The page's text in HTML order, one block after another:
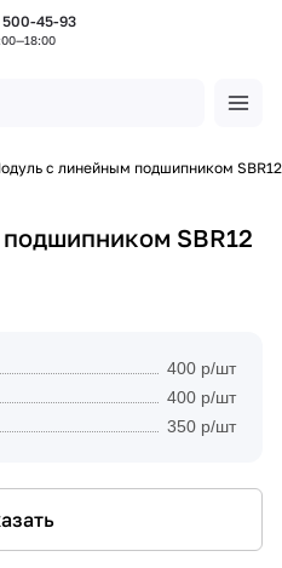
45-93
с линейным подшипником SBR12
SBR12
400 р/шт
400 р/шт
350 р/шт